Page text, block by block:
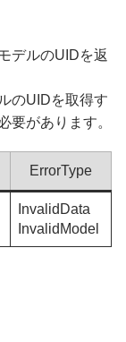
デルのUIDを返
のUIDを取得す
要があります。
ErrorType
InvalidData
InvalidModel